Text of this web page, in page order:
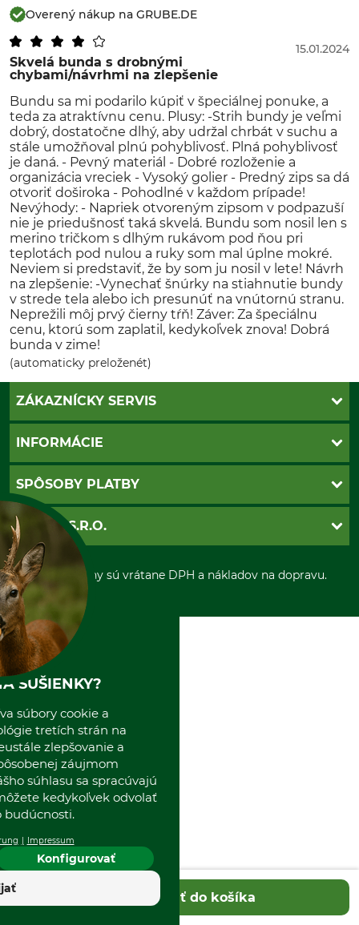
Pridať do košíka
Overený nákup na GRUBE.DE
Skvelá bunda s drobnými
chybami/návrhmi na zlepšenie
15.01.2024
Bundu sa mi podarilo kúpiť v špeciálnej ponuke, a
teda za atraktívnu cenu. Plusy: -Strih bundy je veľmi
dobrý, dostatočne dlhý, aby udržal chrbát v suchu a
stále umožňoval plnú pohyblivosť. Plná pohyblivosť
je daná. - Pevný materiál - Dobré rozloženie a
organizácia vreciek - Vysoký golier - Predný zips sa dá
otvoriť doširoka - Pohodlné v každom prípade!
Nevýhody: - Napriek otvoreným zipsom v podpazuší
nie je priedušnosť taká skvelá. Bundu som nosil len s
merino tričkom s dlhým rukávom pod ňou pri
teplotách pod nulou a ruky som mal úplne mokré.
Neviem si predstaviť, že by som ju nosil v lete! Návrh
na zlepšenie: -Vynechať šnúrky na stiahnutie bundy
v strede tela alebo ich presunúť na vnútornú stranu.
Neprežili môj prvý čierny tŕň! Záver: Za špeciálnu
cenu, ktorú som zaplatil, kedykoľvek znova! Dobrá
bunda v zime!
(automaticky preloženét)
ZÁKAZNÍCKY SERVIS
Kontakt
Newsletter
Nastavenia súborov cookie
INFORMÁCIE
Povinné údaje
Obchodné podmienky
Ochrana osobnych udajov
Otváracie hodiny
Zrušenie objednávky
SPÔSOBY PLATBY
Dobierka
Platba vopred
Sepa-inkaso
Osobný odber
GRUBE S.R.O.
O nás
Predajňa
Kolektív GRUBE
Naše pobočky v Európe
*Všetky ceny sú vrátane DPH a nákladov na dopravu.
SUŠIENKY?
súbory cookie a
tretích strán na
zlepšovanie a
záujmom
súhlasu sa spracúvajú
kedykoľvek odvolať
budúcnosti.
Impressum
Konfigurovať